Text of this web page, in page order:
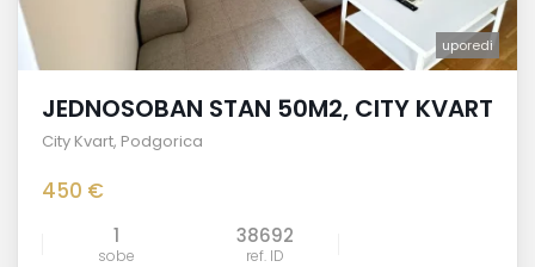
uporedi
JEDNOSOBAN STAN 50M2, CITY KVART
City Kvart, Podgorica
450 €
1
sobe
38692
ref. ID